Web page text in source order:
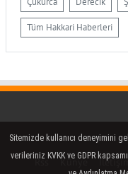
Tüm Hakkari Haberleri
Rss Künye
Sitemizde kullanıcı deneyimini
verileriniz KVKK ve GDPR